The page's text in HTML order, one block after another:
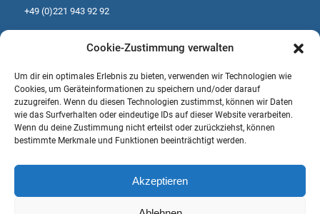
Cookie-Zustimmung verwalten
Um dir ein optimales Erlebnis zu bieten, verwenden wir Technologien wie
Cookies, um Geräteinformationen zu speichern und/oder darauf
zuzugreifen. Wenn du diesen Technologien zustimmst, können wir Daten
wie das Surfverhalten oder eindeutige IDs auf dieser Website verarbeiten.
Wenn du deine Zustimmung nicht erteilst oder zurückziehst, können
bestimmte Merkmale und Funktionen beeinträchtigt werden.
Akzeptieren
+49 (0)221 943 92 92
ÖFFNUNGSZEITEN
Mo-Fr: 9:00-19:00